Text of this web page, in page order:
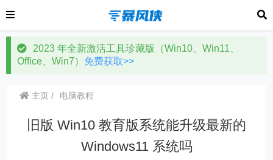
2023 年全新激活工具珍藏版（Win10、Win11、
Office、Win7） 免费获取>>
主页 电脑教程
旧版 Win10 教育版系统能升级最新的
Windows11 系统吗